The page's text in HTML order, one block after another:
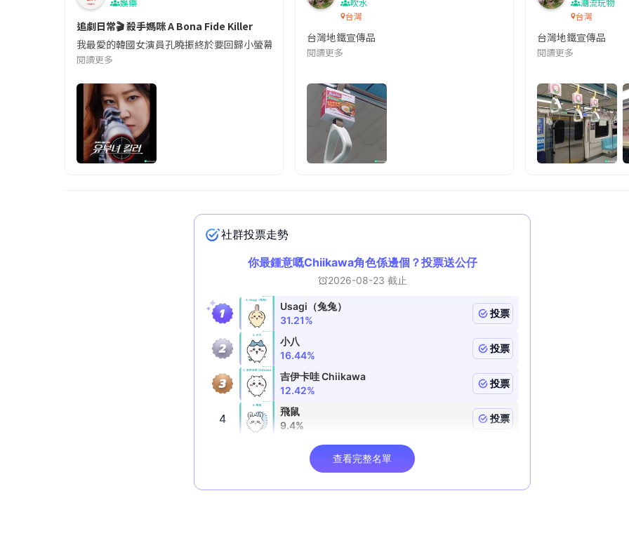
娛樂
追劇日常🎬 殺手媽咪 A Bona Fide Killer
我最愛的韓國女演員孔曉振終於要回歸小螢幕啦!這次的劇本改編自同名網絡漫畫,故事主軸圍繞女主角柳寶娜 —— 表面上是一
閱讀更多
吹水
台灣
台灣地鐵宣傳品
閱讀更多
潮流玩物
台灣
台灣地鐵宣傳品
閱讀更多